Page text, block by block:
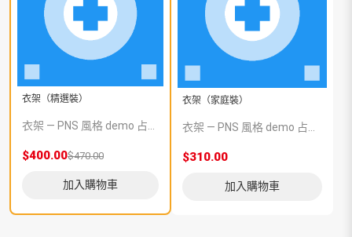
衣架（精選裝）
衣架 — PNS 風格 demo 占位商品，方便首頁與分類頁版位演示，上線前由業務替換為真實 SKU。
$400.00$470.00
加入購物車
衣架（家庭裝）
衣架 — PNS 風格 demo 占位商品，方便首頁與分類頁版位演示，上線前由業務替換為真實 SKU。
$310.00
加入購物車